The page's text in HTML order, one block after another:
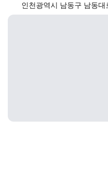
인천광역시 남동구 남동